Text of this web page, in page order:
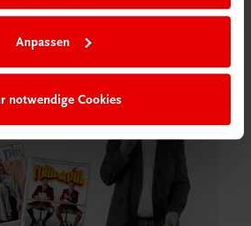
Anpassen
notwendige Cookies
Jetzt lesen